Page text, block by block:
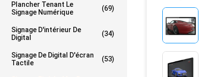
Plancher Tenant Le
Signage Numérique
(69)
Signage D'intérieur De
Digital
(34)
Signage De Digital D'écran
Tactile
(53)